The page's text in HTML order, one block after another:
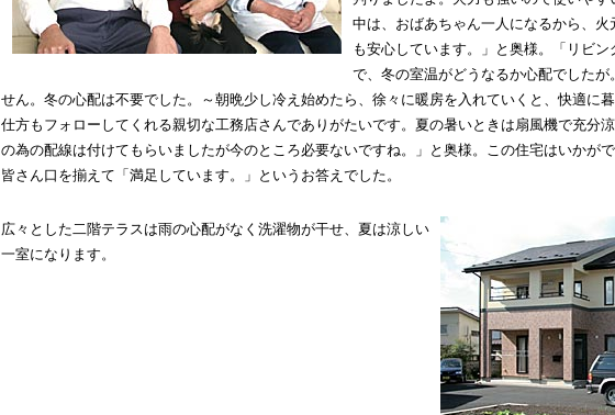
中は、おばあちゃん一人になるから、
も安心しています。」と奥様。「リビ
で、冬の室温がどうなるか心配でしたが
せん。冬の心配は不要でした。～朝晩少し冷え始めたら、徐々に暖房を入れていくと、快適に
仕方もフォローしてくれる親切な工務店さんでありがたいです。夏の暑いときは扇風機で充分
の為の配線は付けてもらいましたが今のところ必要ないですね。」と奥様。この住宅はいかがで
皆さん口を揃えて「満足しています。」というお答えでした。
広々とした二階テラスは雨の心配がなく洗濯物が干せ、夏は涼しい
一室になります。